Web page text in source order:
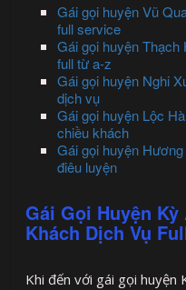
Gái gọi huyện Vũ
full service
Gái gọi huyện
full từ a-z
Gái gọi huyện Nghi
dịch vụ
Gái gọi huyện Lộc
chiều khách
Gái gọi huyện
điêu luyện
Gái Gọi Huyện
Khách Dịch Vụ
Khi đến với gái gọi huyện